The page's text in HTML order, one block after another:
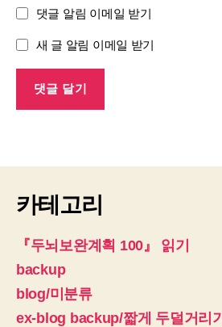
댓글 알림 이메일 받기
새 글 알림 이메일 받기
카테고리
『두뇌보완계획 100』 읽기
backup
blog/미분류
ex-blog backup/짧게 두덜거리기